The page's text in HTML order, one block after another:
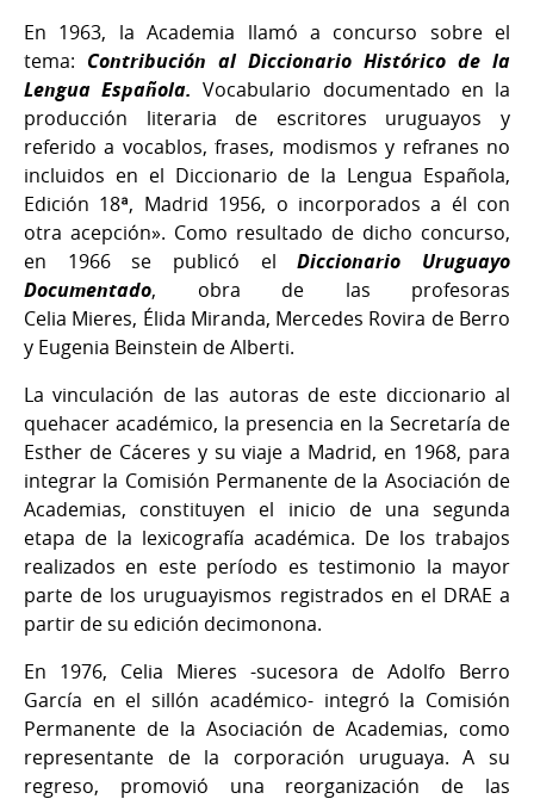
En 1963, la Academia llamó a concurso sobre el
tema: Contribución al Diccionario Histórico de la
Lengua Española.Vocabulario documentado en la
producción literaria de escritores uruguayos y
referido a vocablos, frases, modismos y refranes no
incluidos en el Diccionario de la Lengua Española,
Edición 18ª, Madrid 1956, o incorporados a él con
otra acepción». Como resultado de dicho concurso,
en 1966 se publicó elDiccionario Uruguayo
Documentado, obra de las profesoras
Celia Mieres, Élida Miranda, Mercedes Rovira de Berro
y Eugenia Beinstein de Alberti.
La vinculación de las autoras de este diccionario al
quehacer académico, la presencia en la Secretaría de
Esther de Cáceres y su viaje a Madrid, en 1968, para
integrar la Comisión Permanente de la Asociación de
Academias, constituyen el inicio de una segunda
etapa de la lexicografía académica. De los trabajos
realizados en este período es testimonio la mayor
parte de los uruguayismos registrados en el DRAE a
partir de su edición decimonona.
En 1976, Celia Mieres -sucesora de Adolfo Berro
García en el sillón académico- integró la Comisión
Permanente de la Asociación de Academias, como
representante de la corporación uruguaya. A su
regreso, promovió una reorganización de las